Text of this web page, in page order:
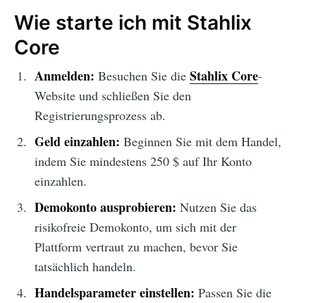
Wie starte ich mit Stahlix
Core
Anmelden: Besuchen Sie die Stahlix Core-
Website und schließen Sie den
Registrierungsprozess ab.
Geld einzahlen: Beginnen Sie mit dem Handel,
indem Sie mindestens 250 $ auf Ihr Konto
einzahlen.
Demokonto ausprobieren: Nutzen Sie das
risikofreie Demokonto, um sich mit der
Plattform vertraut zu machen, bevor Sie
tatsächlich handeln.
Handelsparameter einstellen: Passen Sie die